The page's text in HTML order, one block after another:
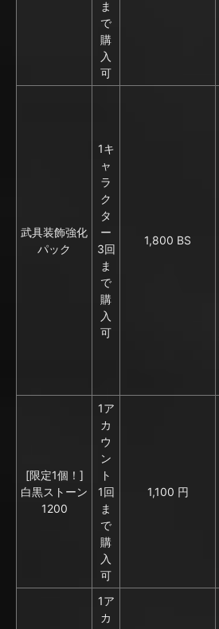
ま
で
購
入
可
武具装飾強化
パック
1キ
ャ
ラ
ク
タ
ー
3回
ま
で
購
入
可
1,800 BS
[限定1個！]
白黒ストーン
1200
1ア
カ
ウ
ン
ト
1回
ま
で
購
入
可
1,100 円
1ア
カ